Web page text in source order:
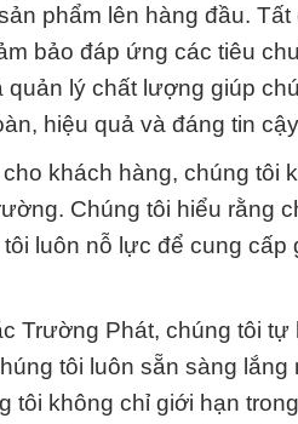
phẩm lên hàng đầu.
bảo đáp ứng các tiêu
lý chất lượng giúp
hiệu quả và đáng tin
khách hàng, chúng tôi
Chúng tôi hiểu rằng
luôn nỗ lực để cung cấp
Trường Phát, chúng tôi tự
tôi luôn sẵn sàng
tôi không chỉ giới hạn